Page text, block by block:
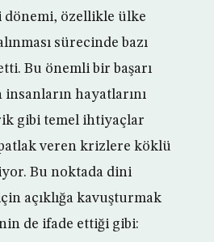
dönemi, özellikle ülke
sürecinde bazı
Bu önemli bir başarı
hayatlarını
gibi temel ihtiyaçlar
veren krizlere köklü
Bu noktada dini
açıklığa kavuşturmak
de ifade ettiği gibi: